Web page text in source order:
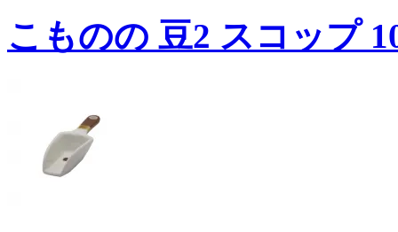
こものの 豆2 スコップ